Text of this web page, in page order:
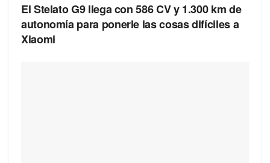
El Stelato G9 llega con 586 CV y 1.300 km de
autonomía para ponerle las cosas difíciles a
Xiaomi